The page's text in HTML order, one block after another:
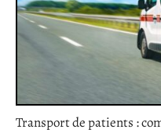
Transport de patients :